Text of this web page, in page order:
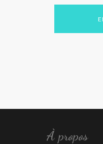
À propos